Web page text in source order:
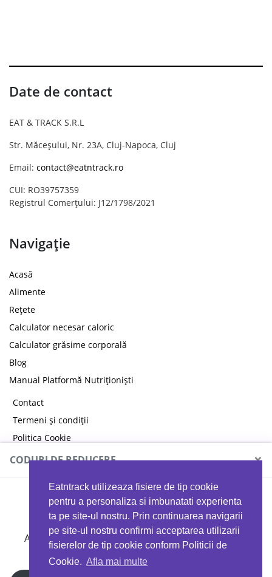
Eatntrack utilizeaza fisiere de tip cookie
pentru a personaliza si imbunatati experienta
ta pe site-ul nostru. Prin continuarea navigarii
pe site-ul nostru confirmi acceptarea utilizarii
fisierelor de tip cookie conform Politicii de
Cookie. Afla mai multe
Date de contact
EAT & TRACK S.R.L
Str. Măceșului, Nr. 23A, Cluj-Napoca, Cluj
Email: contact@eatntrack.ro
CUI: RO39757359
Registrul Comerțului: J12/1798/2021
Navigație
Acasă
Alimente
Rețete
Calculator necesar caloric
Calculator grăsime corporală
Blog
Manual Platformă Nutriționiști
Contact
Termeni și condiții
Politica Cookie
Politica de confidențialitate
CODURI DE REDUCERE ×
MYPROTEIN
Ai 40%reducere la orice comandă folosind codul
EATTRACK